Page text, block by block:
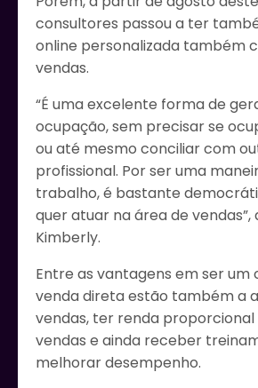
consultores passou a ter
online personalizada também
vendas.
“É uma excelente forma de
ocupação, sem precisar se
ou até mesmo conciliar com
profissional. Por ser uma
trabalho, é bastante
quer atuar na área de vendas”,
Kimberly.
Entre as vantagens em ser um
venda direta estão também a
vendas, ter renda proporcional
vendas e ainda receber
melhorar desempenho.